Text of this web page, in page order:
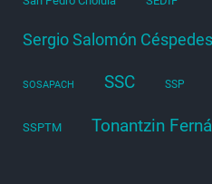
Sergio Salomón
SOSAPACH SSC SSP
SSPTM Tonantzin